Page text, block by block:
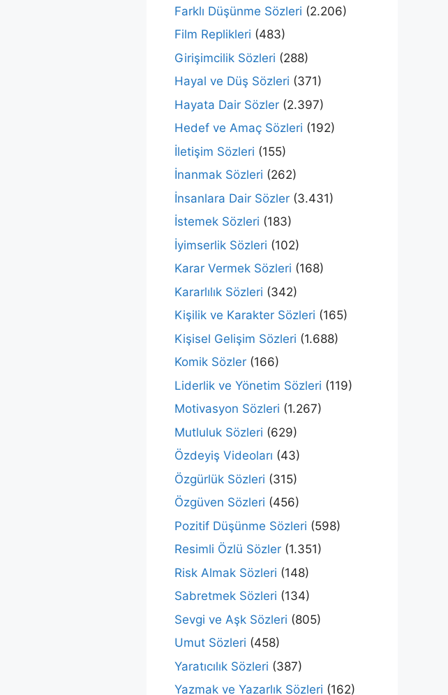
Farklı Düşünme Sözleri (2.206)
Film Replikleri (483)
Girişimcilik Sözleri (288)
Hayal ve Düş Sözleri (371)
Hayata Dair Sözler (2.397)
Hedef ve Amaç Sözleri (192)
İletişim Sözleri (155)
İnanmak Sözleri (262)
İnsanlara Dair Sözler (3.431)
İstemek Sözleri (183)
İyimserlik Sözleri (102)
Karar Vermek Sözleri (168)
Kararlılık Sözleri (342)
Kişilik ve Karakter Sözleri (165)
Kişisel Gelişim Sözleri (1.688)
Komik Sözler (166)
Liderlik ve Yönetim Sözleri (119)
Motivasyon Sözleri (1.267)
Mutluluk Sözleri (629)
Özdeyiş Videoları (43)
Özgürlük Sözleri (315)
Özgüven Sözleri (456)
Pozitif Düşünme Sözleri (598)
Resimli Özlü Sözler (1.351)
Risk Almak Sözleri (148)
Sabretmek Sözleri (134)
Sevgi ve Aşk Sözleri (805)
Umut Sözleri (458)
Yaratıcılık Sözleri (387)
Yazmak ve Yazarlık Sözleri (162)